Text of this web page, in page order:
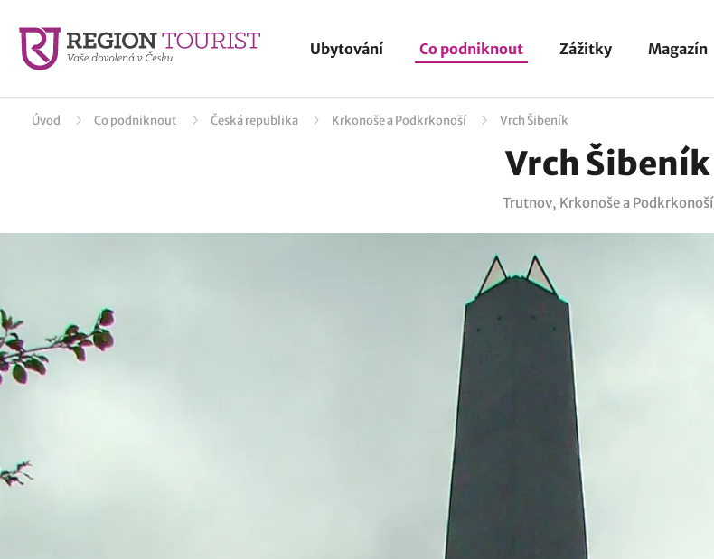
Ubytování Co podniknout Zážitky Magazín
Úvod Co podniknout Česká republika Krkonoše a Podkrkonoší Vrch Šibeník
Vrch Šibeník
Trutnov, Krkonoše a Podkrkonoší